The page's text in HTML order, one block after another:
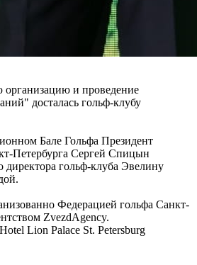
и проведение
досталась гольф-клубу
Бале Гольфа Президент
Петербурга Сергей Спицын
директора гольф-клуба Эвелину
Федерацией гольфа Санкт-
ZvezdАgency.
Lion Palace St. Petersburg